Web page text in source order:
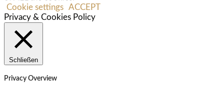
Cookie settings ACCEPT
Privacy & Cookies Policy
Schließen
Privacy Overview